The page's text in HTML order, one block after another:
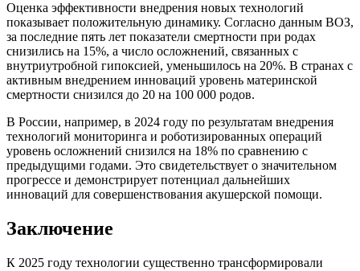
Оценка эффективности внедрения новых технологий
показывает положительную динамику. Согласно данным ВОЗ,
за последние пять лет показатели смертности при родах
снизились на 15%, а число осложнений, связанных с
внутриутробной гипоксией, уменьшилось на 20%. В странах с
активным внедрением инноваций уровень материнской
смертности снизился до 20 на 100 000 родов.
В России, например, в 2024 году по результатам внедрения
технологий мониторинга и роботизированных операций
уровень осложнений снизился на 18% по сравнению с
предыдущими годами. Это свидетельствует о значительном
прогрессе и демонстрирует потенциал дальнейших
инноваций для совершенствования акушерской помощи.
Заключение
К 2025 году технологии существенно трансформировали